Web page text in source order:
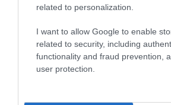
related to personalization.
I want to allow Google to enable
related to security, including
functionality and fraud prevention,
user protection.
LEÁLLÍTOTT
2026. augusztus 07